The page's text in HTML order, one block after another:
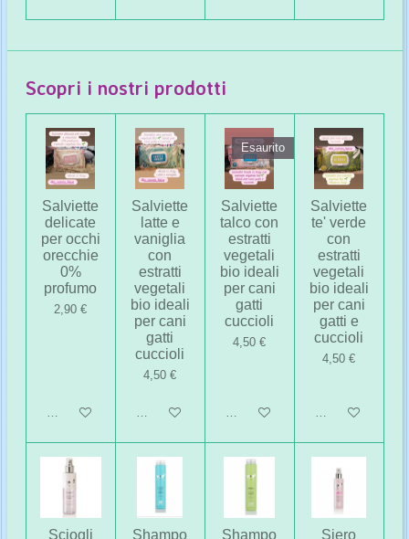
Scopri i nostri prodotti
Salviette
delicate
per occhi
orecchie
0%
profumo
2,90 €
Aggiungi al carrello
Salviette
latte e
vaniglia
con
estratti
vegetali
bio ideali
per cani
gatti
cuccioli
4,50 €
Aggiungi al carrello
Esaurito
Salviette
talco con
estratti
vegetali
bio ideali
per cani
gatti
cuccioli
4,50 €
Avvisami quando disponibile
Salviette
te' verde
con
estratti
vegetali
bio ideali
per cani
gatti e
cuccioli
4,50 €
Aggiungi al
Sciogli
Shampo
Shampo
Siero